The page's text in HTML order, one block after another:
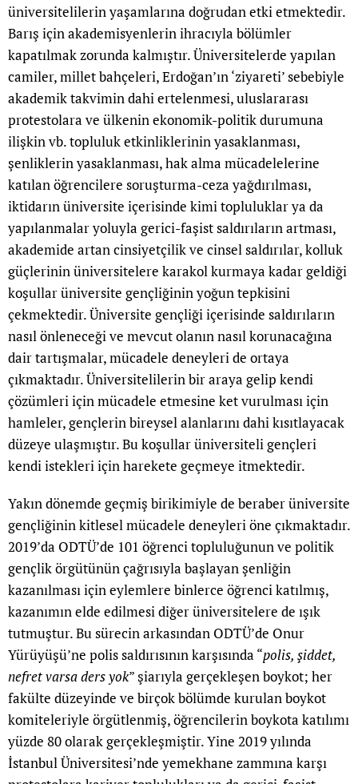
üniversitelilerin yaşamlarına doğrudan etki etmektedir.
Barış için akademisyenlerin ihracıyla bölümler
kapatılmak zorunda kalmıştır. Üniversitelerde yapılan
camiler, millet bahçeleri, Erdoğan’ın ‘ziyareti’ sebebiyle
akademik takvimin dahi ertelenmesi, uluslararası
protestolara ve ülkenin ekonomik-politik durumuna
ilişkin vb. topluluk etkinliklerinin yasaklanması,
şenliklerin yasaklanması, hak alma mücadelelerine
katılan öğrencilere soruşturma-ceza yağdırılması,
iktidarın üniversite içerisinde kimi topluluklar ya da
yapılanmalar yoluyla gerici-faşist saldırıların artması,
akademide artan cinsiyetçilik ve cinsel saldırılar, kolluk
güçlerinin üniversitelere karakol kurmaya kadar geldiği
koşullar üniversite gençliğinin yoğun tepkisini
çekmektedir. Üniversite gençliği içerisinde saldırıların
nasıl önleneceği ve mevcut olanın nasıl korunacağına
dair tartışmalar, mücadele deneyleri de ortaya
çıkmaktadır. Üniversitelilerin bir araya gelip kendi
çözümleri için mücadele etmesine ket vurulması için
hamleler, gençlerin bireysel alanlarını dahi kısıtlayacak
düzeye ulaşmıştır. Bu koşullar üniversiteli gençleri
kendi istekleri için harekete geçmeye itmektedir.
Yakın dönemde geçmiş birikimiyle de beraber üniversite
gençliğinin kitlesel mücadele deneyleri öne çıkmaktadır.
2019’da ODTÜ’de 101 öğrenci topluluğunun ve politik
gençlik örgütünün çağrısıyla başlayan şenliğin
kazanılması için eylemlere binlerce öğrenci katılmış,
kazanımın elde edilmesi diğer üniversitelere de ışık
tutmuştur. Bu sürecin arkasından ODTÜ’de Onur
Yürüyüşü’ne polis saldırısının karşısında “polis, şiddet,
nefret varsa ders yok” şiarıyla gerçekleşen boykot; her
fakülte düzeyinde ve birçok bölümde kurulan boykot
komiteleriyle örgütlenmiş, öğrencilerin boykota katılımı
yüzde 80 olarak gerçekleşmiştir. Yine 2019 yılında
İstanbul Üniversitesi’nde yemekhane zammına karşı